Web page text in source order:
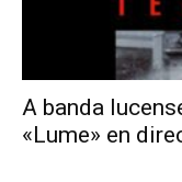
A banda
«Lume» en